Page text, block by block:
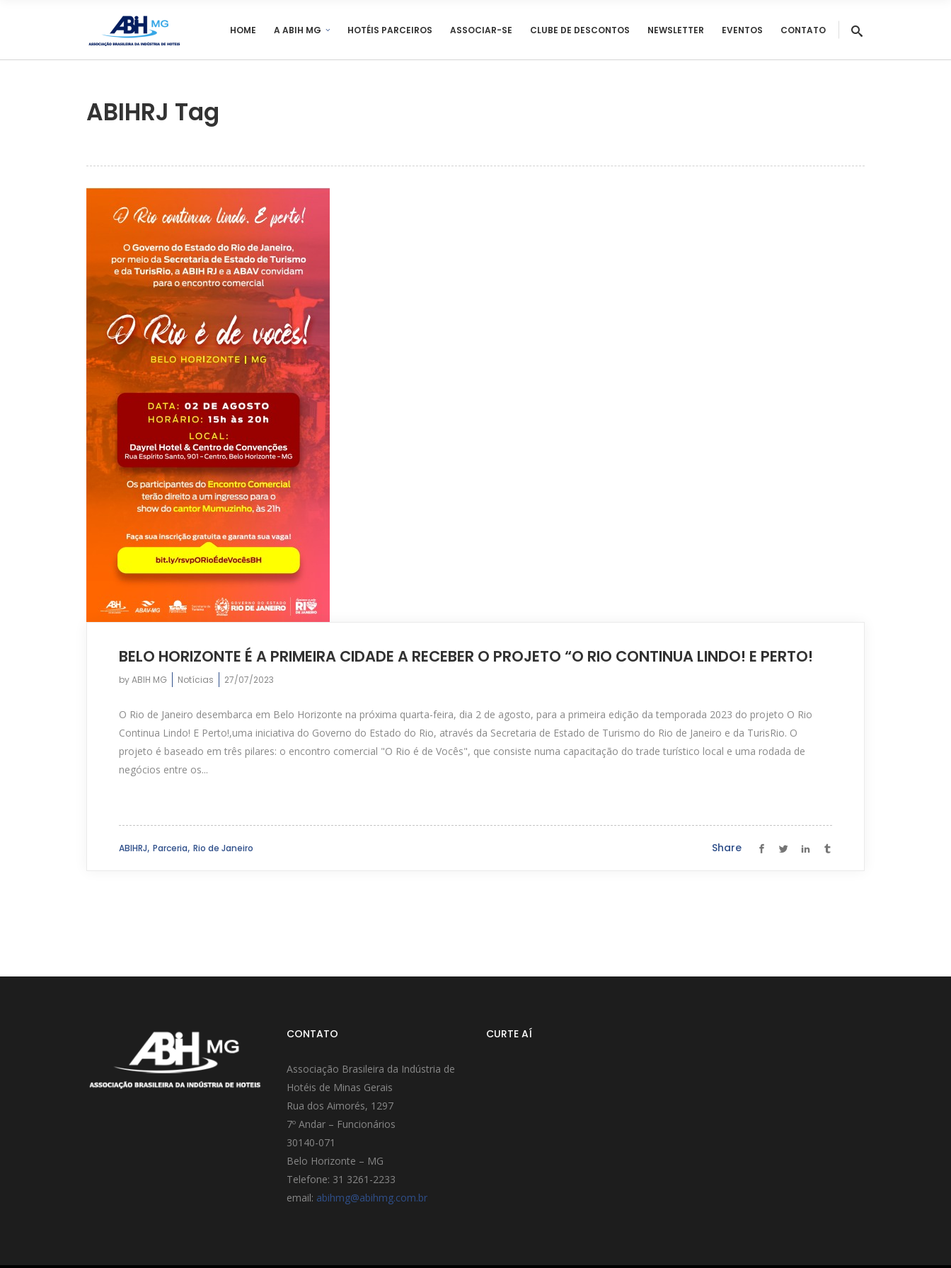
HOME A ABIH MG HOTÉIS PARCEIROS ASSOCIAR-SE CLUBE DE DESCONTOS NEWSLETTER EVENTOS CONTATO
ABIHRJ Tag
BELO HORIZONTE É A PRIMEIRA CIDADE A RECEBER O PROJETO “O RIO CONTINUA LINDO! E PERTO!
byABIH MG Notícias 27/07/2023
O Rio de Janeiro desembarca em Belo Horizonte na próxima quarta-feira, dia 2 de agosto, para a primeira edição da temporada 2023 do projeto O Rio
Continua Lindo! E Perto!,uma iniciativa do Governo do Estado do Rio, através da Secretaria de Estado de Turismo do Rio de Janeiro e da TurisRio. O
projeto é baseado em três pilares: o encontro comercial "O Rio é de Vocês", que consiste numa capacitação do trade turístico local e uma rodada de
negócios entre os...
ABIHRJ, Parceria, Rio de Janeiro Share
CONTATO
Associação Brasileira da Indústria de
Hotéis de Minas Gerais
Rua dos Aimorés, 1297
7º Andar – Funcionários
30140-071
Belo Horizonte – MG
Telefone: 31 3261-2233
email: abihmg@abihmg.com.br
CURTE AÍ